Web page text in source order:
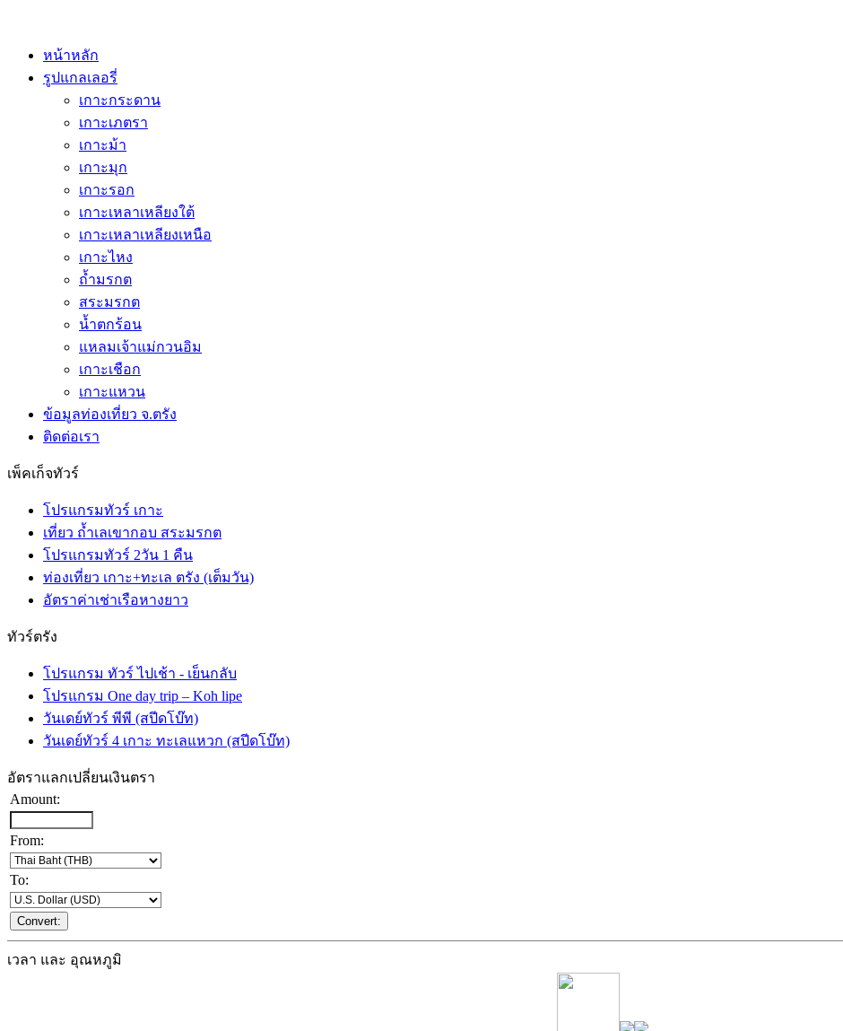
หน้าหลัก
รูปแกลเลอรี่
เกาะกระดาน
เกาะเภตรา
เกาะม้า
เกาะมุก
เกาะรอก
เกาะเหลาเหลียงใต้
เกาะเหลาเหลียงเหนือ
เกาะไหง
ถ้ำมรกต
สระมรกต
น้ำตกร้อน
แหลมเจ้าแม่กวนอิม
เกาะเชือก
เกาะแหวน
ข้อมูลท่องเที่ยว จ.ตรัง
ติดต่อเรา
เพ็คเก็จทัวร์
โปรแกรมทัวร์ เกาะ
เที่ยว ถ้ำเลเขากอบ สระมรกต
โปรแกรมทัวร์ 2วัน 1 คืน
ท่องเที่ยว เกาะ+ทะเล ตรัง (เต็มวัน)
อัตราค่าเช่าเรือหางยาว
ทัวร์ตรัง
โปรแกรม ทัวร์ ไปเช้า - เย็นกลับ
โปรแกรม One day trip – Koh lipe
วันเดย์ทัวร์ พีพี (สปีดโบ๊ท)
วันเดย์ทัวร์ 4 เกาะ ทะเลแหวก (สปีดโบ๊ท)
อัตราแลกเปลี่ยนเงินตรา
Amount:
From:
To:
เวลา และ อุณหภูมิ